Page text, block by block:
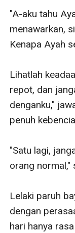
"A-aku tahu
menawarkan,
Kenapa Ayah
Lihatlah
repot, dan
denganku,"
penuh
"Satu lagi,
orang normal,"
Lelaki paruh
dengan
hari hanya